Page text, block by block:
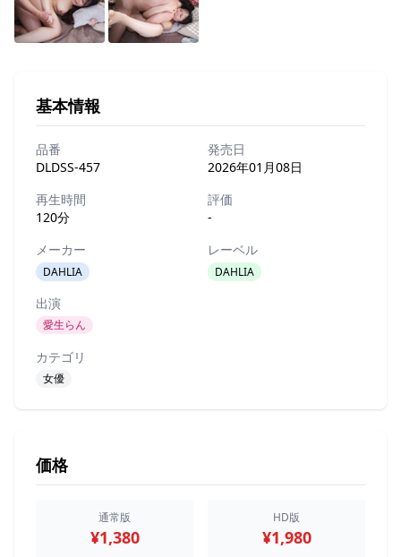
基本情報
品番
DLDSS-457
発売日
2026年01月08日
再生時間
120分
評価
-
メーカー
DAHLIA
レーベル
DAHLIA
出演
愛生らん
カテゴリ
女優
価格
通常版
¥1,380
HD版
¥1,980